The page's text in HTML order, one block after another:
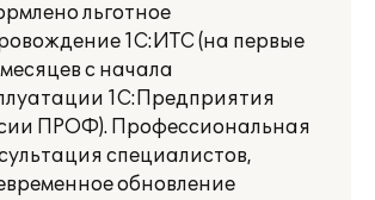
льготное
1С:ИТС (на первые
с начала
1С:Предприятия
ПРОФ). Профессиональная
специалистов,
обновление